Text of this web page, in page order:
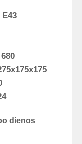
E43
680
dienos